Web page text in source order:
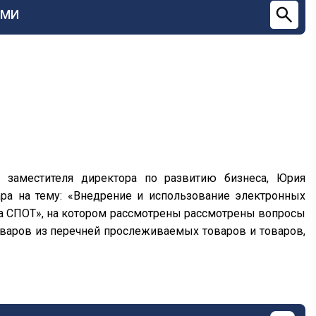
директора по развитию бизнеса, Юрия
на тему: «Внедрение и использование электронных
на котором рассмотрены рассмотрены вопросы
из перечней прослеживаемых товаров и товаров,